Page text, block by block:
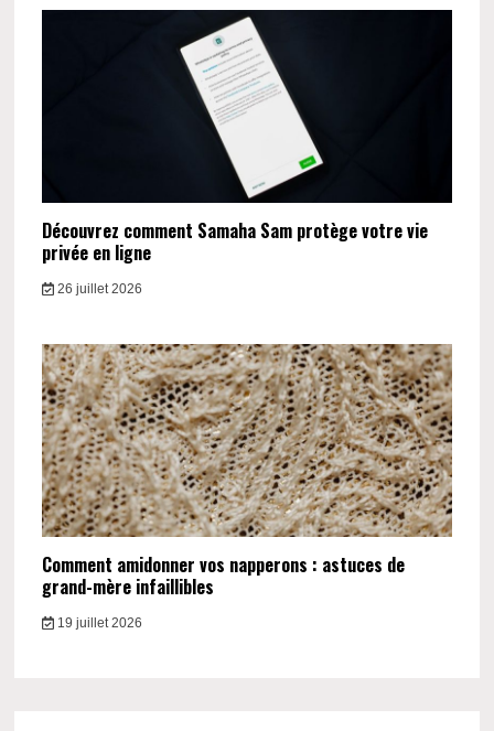
Découvrez comment Samaha Sam protège votre vie
privée en ligne
26 juillet 2026
Comment amidonner vos napperons : astuces de
grand-mère infaillibles
19 juillet 2026